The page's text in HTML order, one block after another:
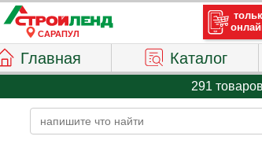
САРАПУЛ
Главная Каталог
291